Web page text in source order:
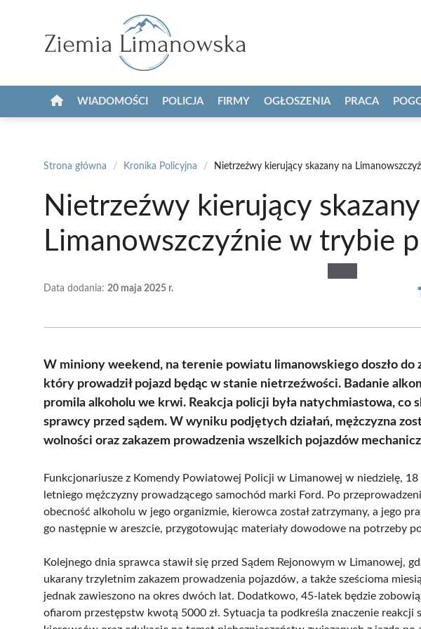
WIADOMOŚCI POLICJA FIRMY OGŁOSZENIA PRACA
Strona główna / Kronika Policyjna / Nietrzeźwy kierujący skazany na
Nietrzeźwy kierujący
Limanowszczyźnie w trybie
Data dodania: 20 maja 2025 r.
W miniony weekend, na terenie powiatu limanowskiego doszło
który prowadził pojazd będąc w stanie nietrzeźwości. Badanie
promila alkoholu we krwi. Reakcja policji była natychmiastowa, co
sprawcy przed sądem. W wyniku podjętych działań, mężczyzna
wolności oraz zakazem prowadzenia wszelkich pojazdów
Funkcjonariusze z Komendy Powiatowej Policji w Limanowej w niedzielę,
letniego mężczyzny prowadzącego samochód marki Ford. Po
obecność alkoholu w jego organizmie, kierowca został zatrzymany, a jego
go następnie w areszcie, przygotowując materiały dowodowe na potrzeby
Kolejnego dnia sprawca stawił się przed Sądem Rejonowym w Limanowej,
ukarany trzyletnim zakazem prowadzenia pojazdów, a także sześcioma
jednak zawieszono na okres dwóch lat. Dodatkowo, 45-latek będzie
ofiarom przestępstw kwotą 5000 zł. Sytuacja ta podkreśla znaczenie reakcji